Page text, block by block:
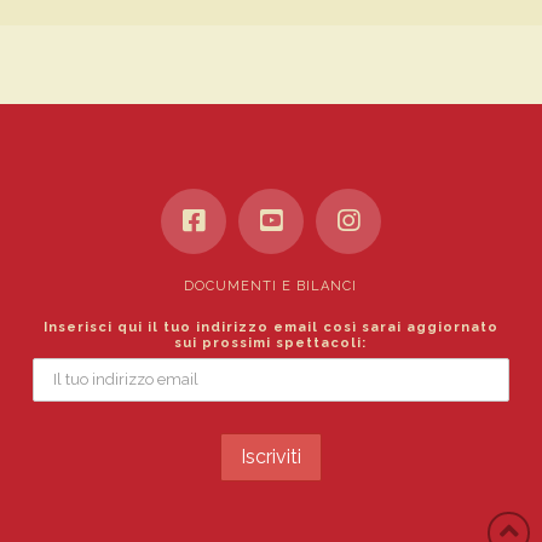
DOCUMENTI E BILANCI
Inserisci qui il tuo indirizzo email così sarai aggiornato
sui prossimi spettacoli: